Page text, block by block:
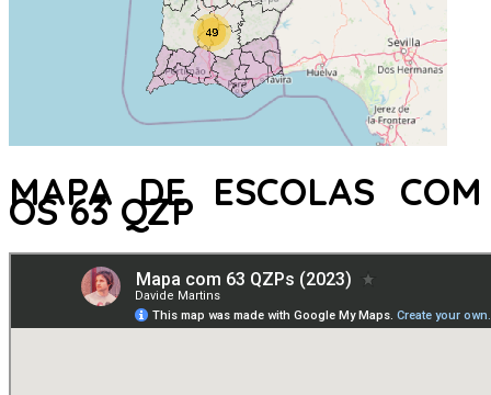
MAPA DE ESCOLAS COM
OS 63 QZP